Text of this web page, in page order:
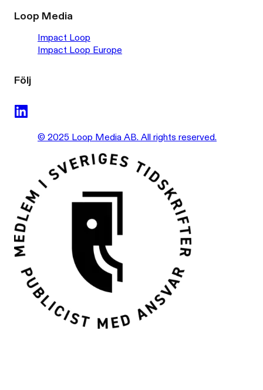
Loop Media
Impact Loop
Impact Loop Europe
Följ
© 2025 Loop Media AB. All rights reserved.